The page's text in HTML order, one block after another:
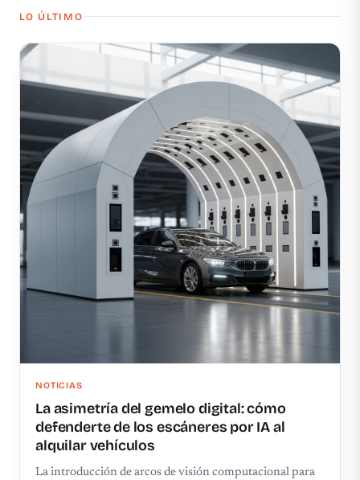
LO ÚLTIMO
NOTICIAS
La asimetría del gemelo digital: cómo
defenderte de los escáneres por IA al
alquilar vehículos
La introducción de arcos de visión computacional para